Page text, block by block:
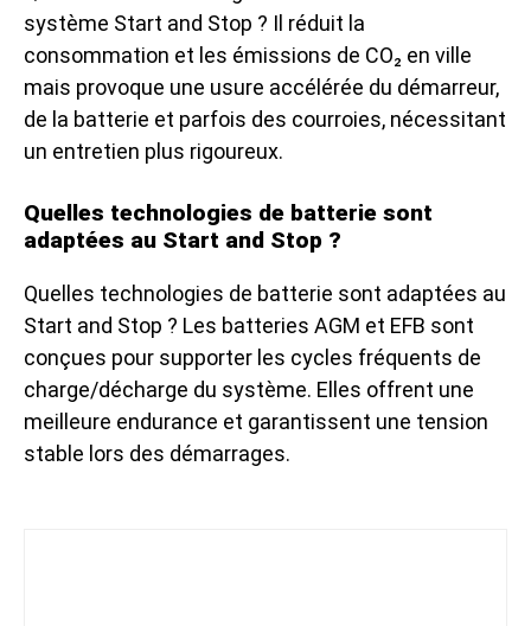
système Start and Stop ? Il réduit la
consommation et les émissions de CO₂ en ville
mais provoque une usure accélérée du démarreur,
de la batterie et parfois des courroies, nécessitant
un entretien plus rigoureux.
Quelles technologies de batterie sont
adaptées au Start and Stop ?
Quelles technologies de batterie sont adaptées au
Start and Stop ? Les batteries AGM et EFB sont
conçues pour supporter les cycles fréquents de
charge/décharge du système. Elles offrent une
meilleure endurance et garantissent une tension
stable lors des démarrages.